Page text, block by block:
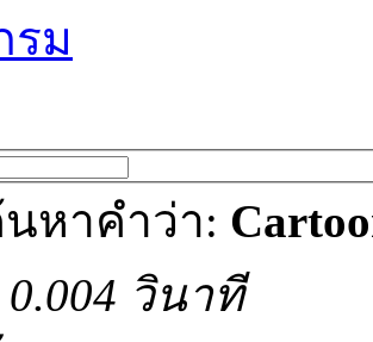
รม
หาคำว่า:
0.004 วินาที